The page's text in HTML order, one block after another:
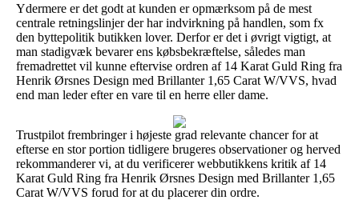
Ydermere er det godt at kunden er opmærksom på de mest
centrale retningslinjer der har indvirkning på handlen, som fx
den byttepolitik butikken lover. Derfor er det i øvrigt vigtigt, at
man stadigvæk bevarer ens købsbekræftelse, således man
fremadrettet vil kunne eftervise ordren af 14 Karat Guld Ring fra
Henrik Ørsnes Design med Brillanter 1,65 Carat W/VVS, hvad
end man leder efter en vare til en herre eller dame.
Trustpilot frembringer i højeste grad relevante chancer for at
efterse en stor portion tidligere brugeres observationer og herved
rekommanderer vi, at du verificerer webbutikkens kritik af 14
Karat Guld Ring fra Henrik Ørsnes Design med Brillanter 1,65
Carat W/VVS forud for at du placerer din ordre.